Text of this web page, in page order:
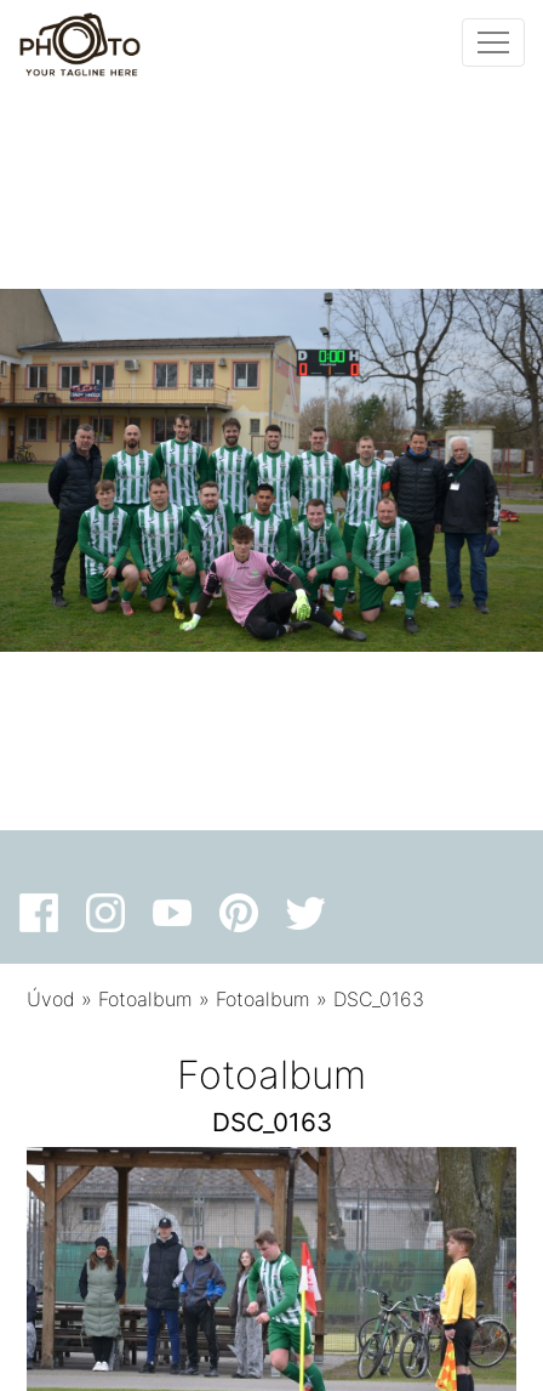
Úvod » Fotoalbum » Fotoalbum » DSC_0163
Fotoalbum
DSC_0163